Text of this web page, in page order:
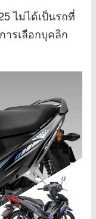
ไม่ได้เป็นรถที่
ารเลือกบุคลิก